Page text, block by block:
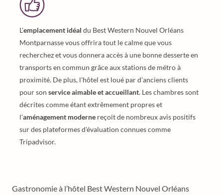
L'emplacement idéal du Best Western Nouvel Orléans
Montparnasse vous offrira tout le calme que vous
recherchez et vous donnera accès à une bonne desserte en
transports en commun grâce aux stations de métro à
proximité. De plus, l'hôtel est loué par d'anciens clients
pour son service aimable et accueillant. Les chambres sont
décrites comme étant extrêmement propres et
l'aménagement moderne reçoit de nombreux avis positifs
sur des plateformes d'évaluation connues comme
Tripadvisor.
Gastronomie à l’hôtel Best Western Nouvel Orléans